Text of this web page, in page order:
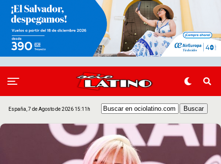
España, 7 de Agosto de 2026 15:11h